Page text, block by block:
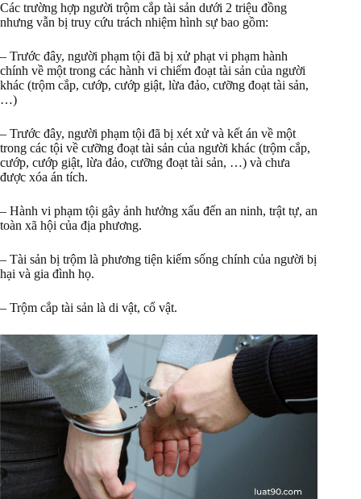
Các trường hợp người trộm cắp tài sản dưới 2 triệu đồng
nhưng vẫn bị truy cứu trách nhiệm hình sự bao gồm:
– Trước đây, người phạm tội đã bị xử phạt vi phạm hành
chính về một trong các hành vi chiếm đoạt tài sản của người
khác (trộm cắp, cướp, cướp giật, lừa đảo, cưỡng đoạt tài sản,
…)
– Trước đây, người phạm tội đã bị xét xử và kết án về một
trong các tội về cưỡng đoạt tài sản của người khác (trộm cắp,
cướp, cướp giật, lừa đảo, cưỡng đoạt tài sản, …) và chưa
được xóa án tích.
– Hành vi phạm tội gây ảnh hưởng xấu đến an ninh, trật tự, an
toàn xã hội của địa phương.
– Tài sản bị trộm là phương tiện kiếm sống chính của người bị
hại và gia đình họ.
– Trộm cắp tài sản là di vật, cổ vật.